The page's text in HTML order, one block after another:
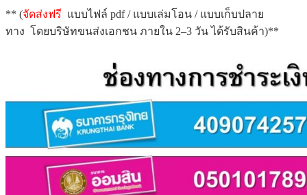
** (จัดส่งฟรี แบบไฟล์ pdf / แบบเล่มโอน / แบบเก็บปลาย
ทาง โดยบริษัทขนส่งเอกชน ภายใน 2–3 วัน ได้รับสินค้า)**